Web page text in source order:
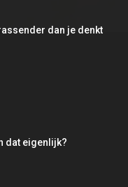
dan je denkt
dat eigenlijk?